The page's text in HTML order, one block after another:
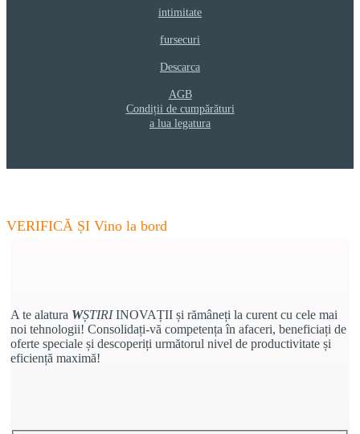
intimitate
fursecuri
Descarca
AGB
Condiții de cumpărături
a lua legatura
VERIFICĂ ȘI Vino la bord
A te alatura WȘTIRIINOVAȚII și rămâneți la curent cu cele mai
noi tehnologii! Consolidați-vă competența în afaceri, beneficiați de
oferte speciale și descoperiți următorul nivel de productivitate și
eficiență maximă!